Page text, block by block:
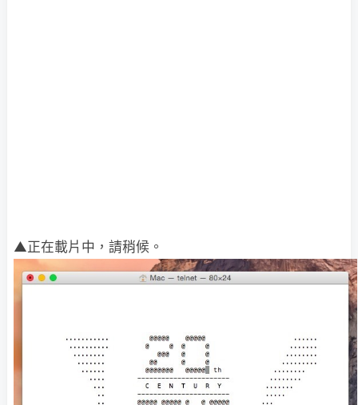
▲正在載片中，請稍候。